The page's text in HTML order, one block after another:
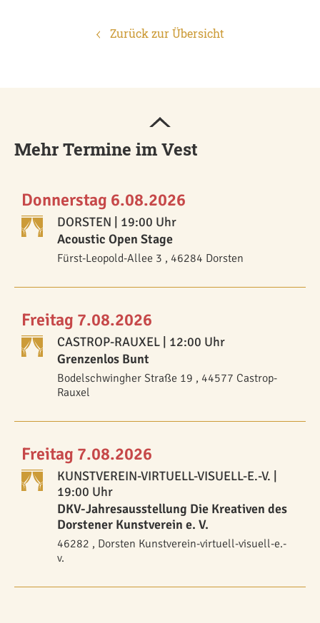
Zurück zur Übersicht
Mehr Termine im Vest
Donnerstag 6.08.2026
DORSTEN | 19:00 Uhr
Acoustic Open Stage
Fürst-Leopold-Allee 3 , 46284 Dorsten
Freitag 7.08.2026
CASTROP-RAUXEL | 12:00 Uhr
Grenzenlos Bunt
Bodelschwingher Straße 19 , 44577 Castrop-
Rauxel
Freitag 7.08.2026
KUNSTVEREIN-VIRTUELL-VISUELL-E.-V. |
19:00 Uhr
DKV-Jahresausstellung Die Kreativen des
Dorstener Kunstverein e. V.
46282 , Dorsten Kunstverein-virtuell-visuell-e.-
v.